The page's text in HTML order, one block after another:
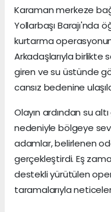
Karaman merkeze
Yollarbaşı Barajı'nda
kurtarma
Arkadaşlarıyla birlikte
giren ve su üstünde
cansız bedenine
Olayın ardından su
nedeniyle bölgeye
adamlar, belirlenen
gerçekleştirdi. Eş
destekli yürütülen
taramalarıyla